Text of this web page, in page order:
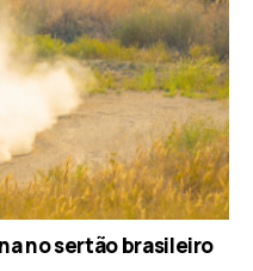
no sertão brasileiro